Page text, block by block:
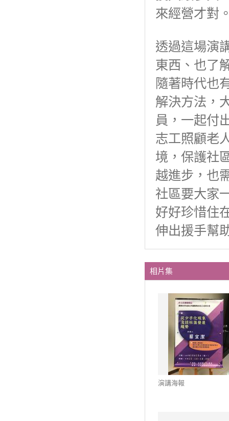
來經營才對
透過這場演
東西、也了
隨著時代也
解決方法，
員，一起付
志工照顧老
境，保護社
越進步，也
社區要大家
好好珍惜住
伸出援手幫
相片集
演講海報